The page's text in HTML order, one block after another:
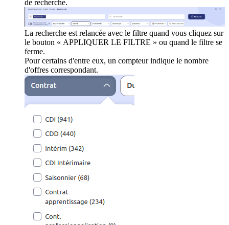
de recherche.
La recherche est relancée avec le filtre quand vous cliquez sur
le bouton « APPLIQUER LE FILTRE » ou quand le filtre se
ferme.
Pour certains d'entre eux, un compteur indique le nombre
d'offres correspondant.